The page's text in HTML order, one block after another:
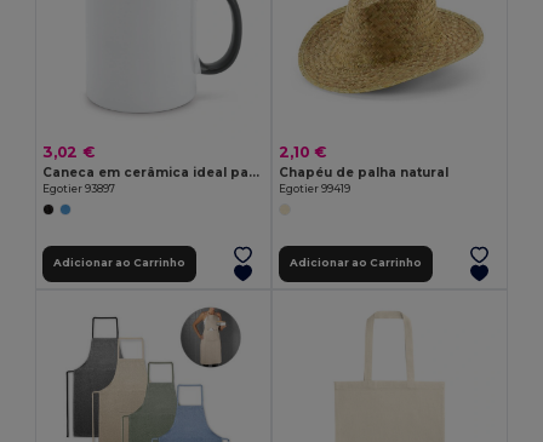
3,02 €
Caneca em cerâmica ideal para sublimação
Egotier 93897
Adicionar ao Carrinho
2,10 €
Chapéu de palha natural
Egotier 99419
Adicionar ao Carrinho